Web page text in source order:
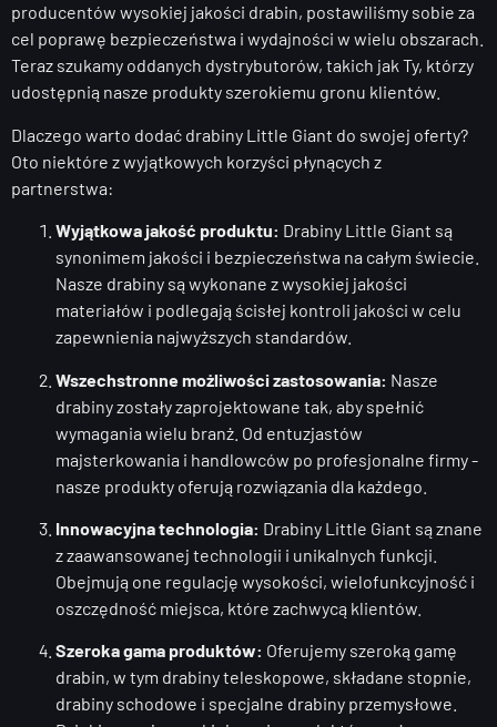
producentów wysokiej jakości drabin, postawiliśmy sobie za
cel poprawę bezpieczeństwa i wydajności w wielu obszarach.
Teraz szukamy oddanych dystrybutorów, takich jak Ty, którzy
udostępnią nasze produkty szerokiemu gronu klientów.
Dlaczego warto dodać drabiny Little Giant do swojej oferty?
Oto niektóre z wyjątkowych korzyści płynących z
partnerstwa:
Wyjątkowa jakość produktu: Drabiny Little Giant są
synonimem jakości i bezpieczeństwa na całym świecie.
Nasze drabiny są wykonane z wysokiej jakości
materiałów i podlegają ścisłej kontroli jakości w celu
zapewnienia najwyższych standardów.
Wszechstronne możliwości zastosowania: Nasze
drabiny zostały zaprojektowane tak, aby spełnić
wymagania wielu branż. Od entuzjastów
majsterkowania i handlowców po profesjonalne firmy -
nasze produkty oferują rozwiązania dla każdego.
Innowacyjna technologia: Drabiny Little Giant są znane
z zaawansowanej technologii i unikalnych funkcji.
Obejmują one regulację wysokości, wielofunkcyjność i
oszczędność miejsca, które zachwycą klientów.
Szeroka gama produktów: Oferujemy szeroką gamę
drabin, w tym drabiny teleskopowe, składane stopnie,
drabiny schodowe i specjalne drabiny przemysłowe.